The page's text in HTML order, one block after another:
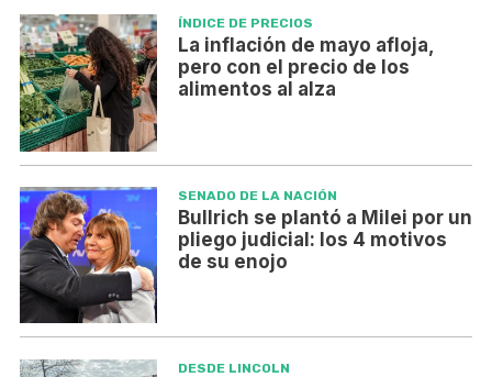
ÍNDICE DE PRECIOS
La inflación de mayo afloja,
pero con el precio de los
alimentos al alza
SENADO DE LA NACIÓN
Bullrich se plantó a Milei por un
pliego judicial: los 4 motivos
de su enojo
DESDE LINCOLN